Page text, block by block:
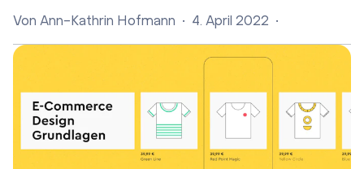
Von Ann-Kathrin Hofmann • 4. April 2022 •